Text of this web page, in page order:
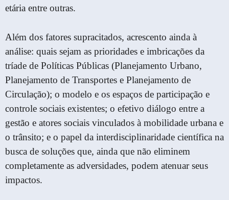
etária entre outras.
Além dos fatores supracitados, acrescento ainda à
análise: quais sejam as prioridades e imbricações da
tríade de Políticas Públicas (Planejamento Urbano,
Planejamento de Transportes e Planejamento de
Circulação); o modelo e os espaços de participação e
controle sociais existentes; o efetivo diálogo entre a
gestão e atores sociais vinculados à mobilidade urbana e
o trânsito; e o papel da interdisciplinaridade científica na
busca de soluções que, ainda que não eliminem
completamente as adversidades, podem atenuar seus
impactos.